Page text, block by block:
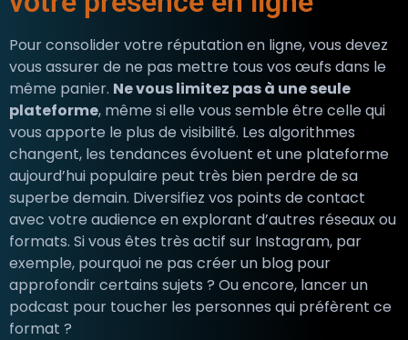
Pour consolider votre réputation en ligne, vous devez
vous assurer de ne pas mettre tous vos œufs dans le
même panier. Ne vous limitez pas à une seule
plateforme, même si elle vous semble être celle qui
vous apporte le plus de visibilité. Les algorithmes
changent, les tendances évoluent et une plateforme
aujourd’hui populaire peut très bien perdre de sa
superbe demain. Diversifiez vos points de contact
avec votre audience en explorant d’autres réseaux ou
formats. Si vous êtes très actif sur Instagram, par
exemple, pourquoi ne pas créer un blog pour
approfondir certains sujets ? Ou encore, lancer un
podcast pour toucher les personnes qui préfèrent ce
format ?